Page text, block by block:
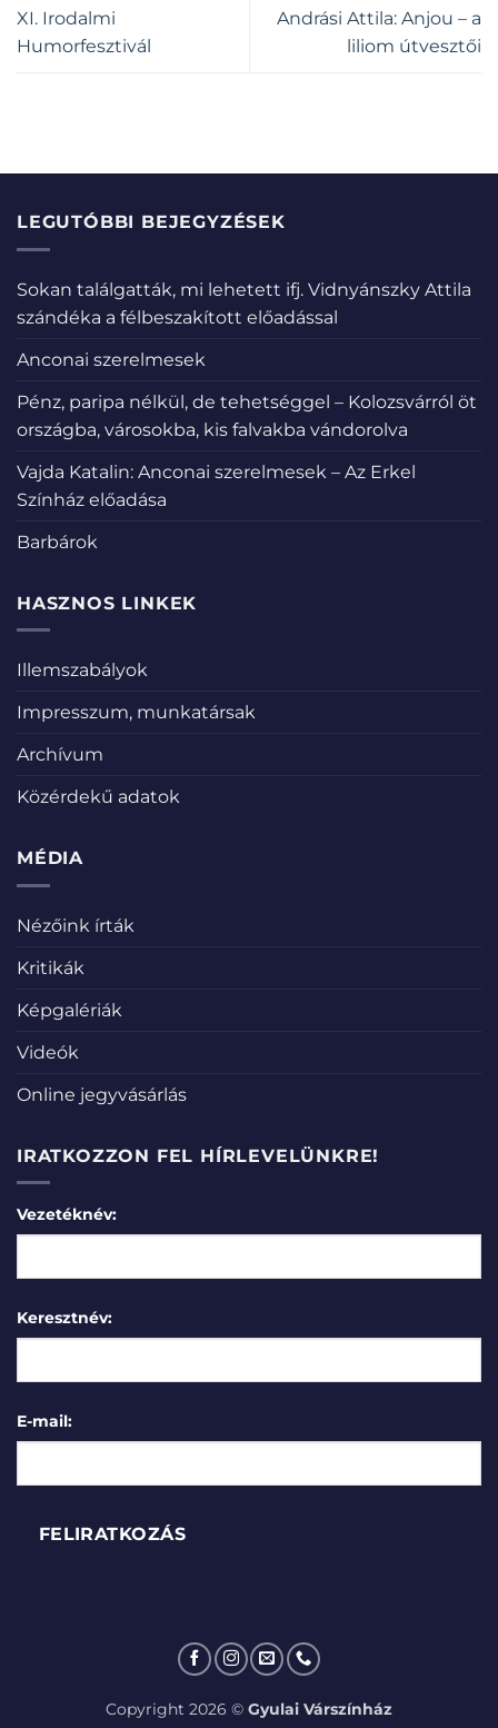
XI. Irodalmi
Humorfesztivál
Andrási Attila: Anjou – a
liliom útvesztői
LEGUTÓBBI BEJEGYZÉSEK
Sokan találgatták, mi lehetett ifj. Vidnyánszky Attila
szándéka a félbeszakított előadással
Anconai szerelmesek
Pénz, paripa nélkül, de tehetséggel – Kolozsvárról öt
országba, városokba, kis falvakba vándorolva
Vajda Katalin: Anconai szerelmesek – Az Erkel
Színház előadása
Barbárok
HASZNOS LINKEK
Illemszabályok
Impresszum, munkatársak
Archívum
Közérdekű adatok
MÉDIA
Nézőink írták
Kritikák
Képgalériák
Videók
Online jegyvásárlás
IRATKOZZON FEL HÍRLEVELÜNKRE!
Vezetéknév:
Keresztnév:
E-mail:
Copyright 2026 © Gyulai Várszínház